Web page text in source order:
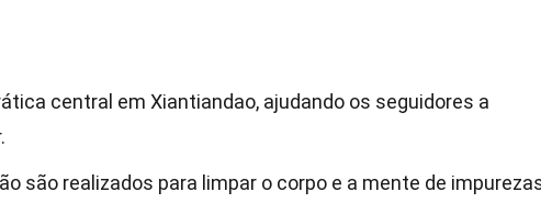
central em Xiantiandao, ajudando os seguidores a
são realizados para limpar o corpo e a mente de